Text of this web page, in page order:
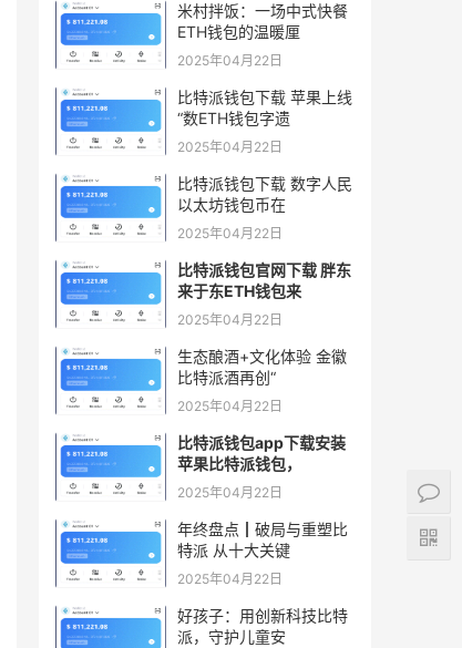
米村拌饭：一场中式快餐
ETH钱包的温暖厘
2025年04月22日
比特派钱包下载 苹果上线
“数ETH钱包字遗
2025年04月22日
比特派钱包下载 数字人民
以太坊钱包币在
2025年04月22日
比特派钱包官网下载 胖东
来于东ETH钱包来
2025年04月22日
生态酿酒+文化体验 金徽
比特派酒再创“
2025年04月22日
比特派钱包app下载安装
苹果比特派钱包，
2025年04月22日
年终盘点┃破局与重塑比
特派 从十大关键
2025年04月22日
好孩子：用创新科技比特
派，守护儿童安